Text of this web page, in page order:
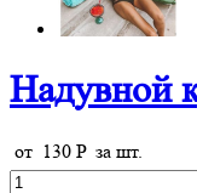
Надувной
от 130 Pза шт.